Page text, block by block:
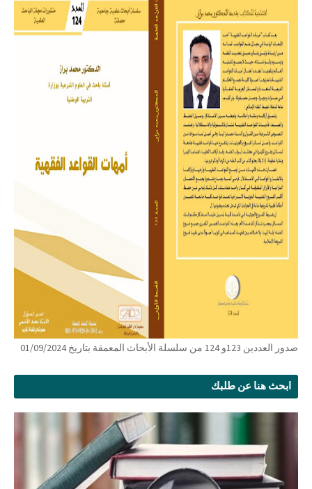
صدور العددين 123و 124 من سلسلة الأبحاث المعمقة بتاريخ 01/09/2024
ابحث هنا عن طلبك